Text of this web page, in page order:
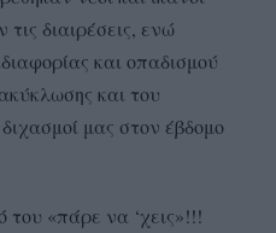
διαιρέσεις, ενώ
και οπαδισμού
και του
μας στον έβδομο
του «πάρε να ‘χεις»!!!